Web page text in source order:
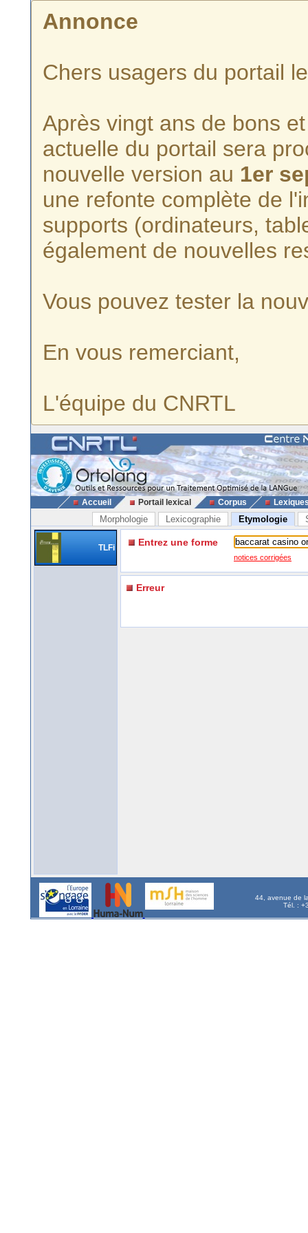
Annonce
Chers usagers du portail
Après vingt ans de bons
actuelle du portail sera
nouvelle version au 1er
une refonte complète de
supports (ordinateurs,
également de nouvelles
Vous pouvez tester la
En vous remerciant,
L'équipe du CNRTL
Accueil Portail lexical Corpus
Morphologie Lexicographie Etymologie
TLFi Entrez une forme
notices corrigées
Erreur
44, avenue de
Tél. :